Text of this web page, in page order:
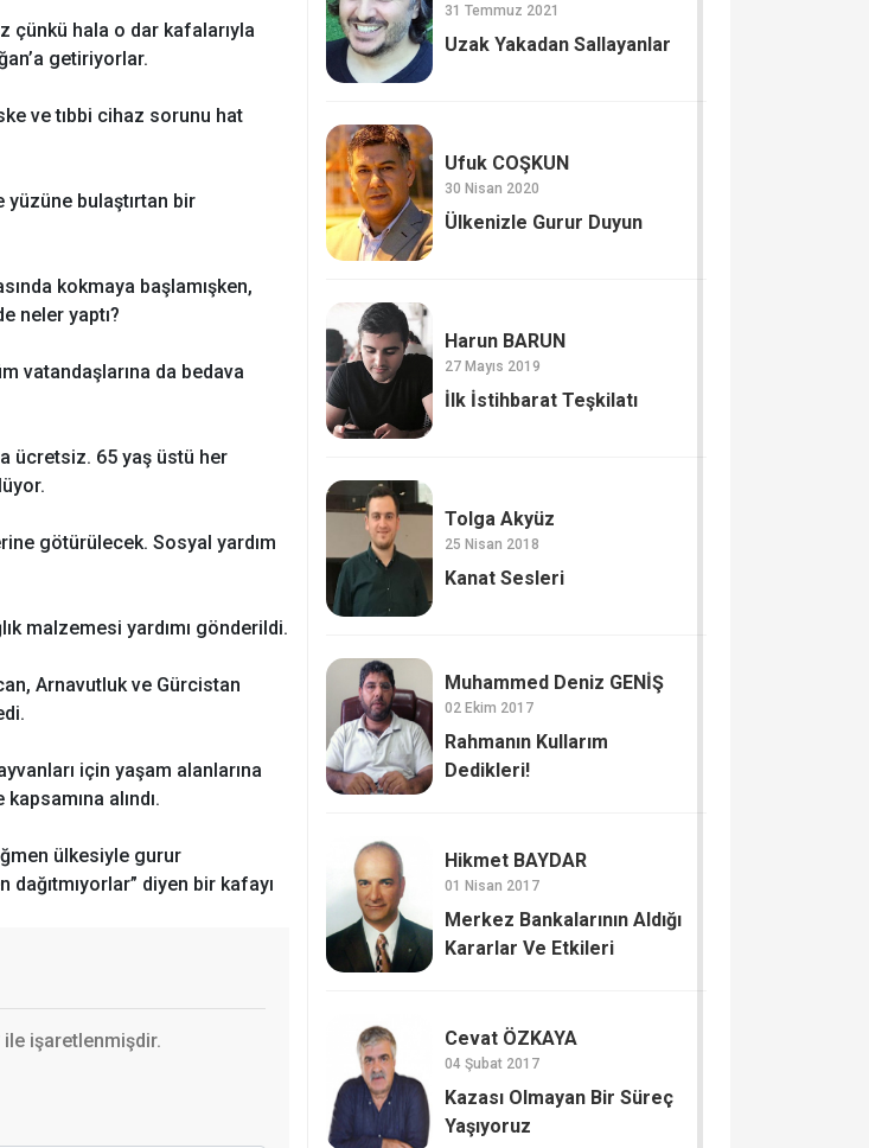
çünkü hala o dar kafalarıyla
getiriyorlar.
ve tıbbi cihaz sorunu hat
yüzüne bulaştırtan bir
kokmaya başlamışken,
neler yaptı?
vatandaşlarına da bedava
ücretsiz. 65 yaş üstü her
götürülecek. Sosyal yardım
malzemesi yardımı gönderildi.
Arnavutluk ve Gürcistan
için yaşam alanlarına
alındı.
ülkesiyle gurur
diyen bir kafayı
ile işaretlenmişdir.
31 Temmuz 2021
Uzak Yakadan Sallayanlar
Ufuk COŞKUN
30 Nisan 2020
Ülkenizle Gurur Duyun
Harun BARUN
27 Mayıs 2019
İlk İstihbarat Teşkilatı
Tolga Akyüz
25 Nisan 2018
Kanat Sesleri
Muhammed Deniz GENİŞ
02 Ekim 2017
Rahmanın Kullarım
Dedikleri!
Hikmet BAYDAR
01 Nisan 2017
Merkez Bankalarının Aldığı
Kararlar Ve Etkileri
Cevat ÖZKAYA
04 Şubat 2017
Kazası Olmayan Bir Süreç
Yaşıyoruz